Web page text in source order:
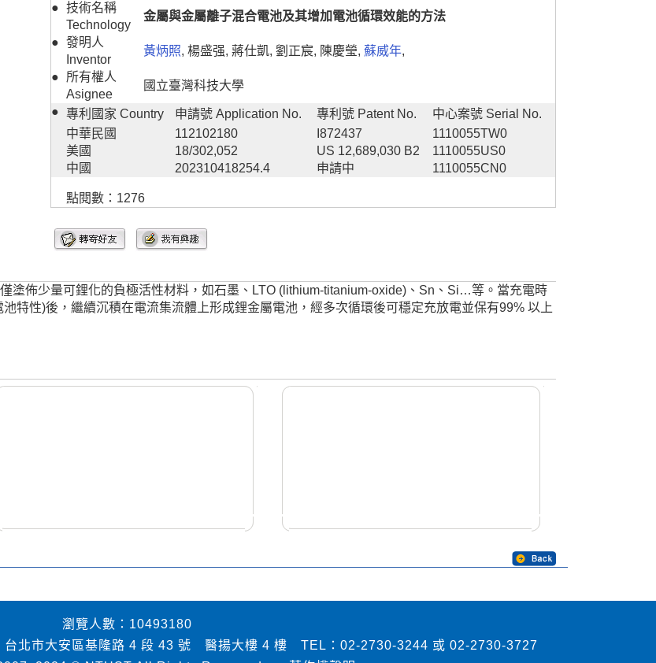
● 技術名稱
Technology
金屬與金屬離子混合電池及其增加電池循環效能的方法
● 發明人
Inventor
黃炳照, 楊盛强, 蔣仕凱, 劉正宸, 陳慶瑩, 蘇威年,
●
所有權人
Asignee
國立臺灣科技大學
● 專利國家 Country 申請號 Application No. 專利號 Patent No.
中心案號 Serial No.
中華民國
112102180 I872437
1110055TW0
美國
18/302,052 US 12,689,030 B2
1110055US0
中國
202310418254.4 申請中 1110055CN0
點閱數：1276
塗佈少量可鋰化的負極活性材料，如石墨、LTO (lithium-titanium-oxide)、Sn、Si…等。當充電時
特性)後，繼續沉積在電流集流體上形成鋰金屬電池，經多次循環後可穩定充放電並保有99% 以上
瀏覽人數：10493180
台北市大安區基隆路 4 段 43 號 醫揚大樓 4 樓 TEL：02-2730-3244 或 02-2730-3727